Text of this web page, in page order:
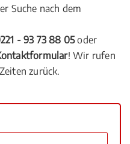
Suche nach dem
- 93 73 88 05oder
! Wir rufen
zurück.